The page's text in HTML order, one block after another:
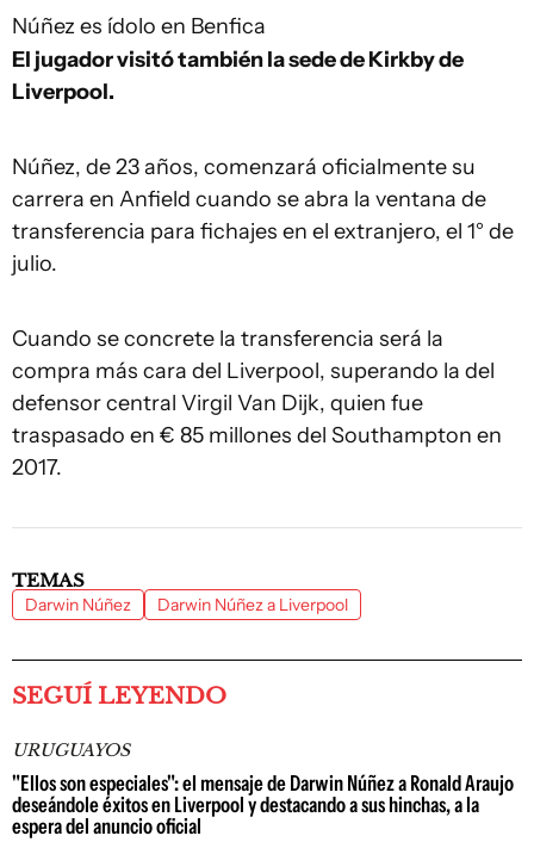
Núñez es ídolo en Benfica
El jugador visitó también la sede de Kirkby de
Liverpool.
Núñez, de 23 años, comenzará oficialmente su
carrera en Anfield cuando se abra la ventana de
transferencia para fichajes en el extranjero, el 1° de
julio.
Cuando se concrete la transferencia será la
compra más cara del Liverpool, superando la del
defensor central Virgil Van Dijk, quien fue
traspasado en € 85 millones del Southampton en
2017.
TEMAS
Darwin Núñez Darwin Núñez a Liverpool
SEGUÍ LEYENDO
URUGUAYOS
"Ellos son especiales": el mensaje de Darwin Núñez a Ronald Araujo
deseándole éxitos en Liverpool y destacando a sus hinchas, a la
espera del anuncio oficial